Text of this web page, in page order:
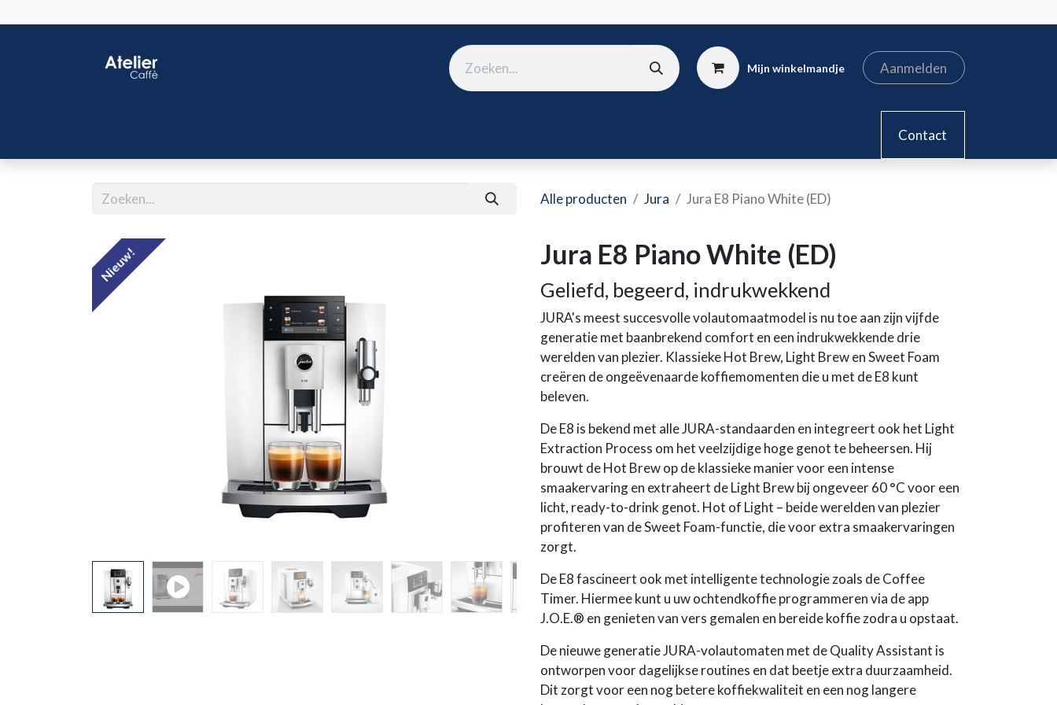
Mijn winkelmandje Aanmelden
Contact
Alle producten Jura Jura E8 Piano White (ED)
Nieuw! Jura E8 Piano White (ED)
Geliefd, begeerd, indrukwekkend
JURA's meest succesvolle volautomaatmodel is nu toe aan zijn vijfde
generatie met baanbrekend comfort en een indrukwekkende drie
werelden van plezier. Klassieke Hot Brew, Light Brew en Sweet Foam
creëren de ongeëvenaarde koffiemomenten die u met de E8 kunt
beleven.
De E8 is bekend met alle JURA-standaarden en integreert ook het Light
Extraction Process om het veelzijdige hoge genot te beheersen. Hij
brouwt de Hot Brew op de klassieke manier voor een intense
smaakervaring en extraheert de Light Brew bij ongeveer 60 °C voor een
licht, ready-to-drink genot. Hot of Light – beide werelden van plezier
profiteren van de Sweet Foam-functie, die voor extra smaakervaringen
zorgt.
De E8 fascineert ook met intelligente technologie zoals de Coffee
Timer. Hiermee kunt u uw ochtendkoffie programmeren via de app
J.O.E.® en genieten van vers gemalen en bereide koffie zodra u opstaat.
De nieuwe generatie JURA-volautomaten met de Quality Assistant is
ontworpen voor dagelijkse routines en dat beetje extra duurzaamheid.
Dit zorgt voor een nog betere koffiekwaliteit en een nog langere